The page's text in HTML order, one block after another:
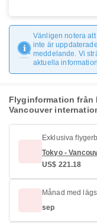
Vänligen notera
inte är
meddelande. Vi
aktuella
Flyginformation
Vancouver
Exklusiva
Tokyo -
US$ 221.18
Månad med
sep